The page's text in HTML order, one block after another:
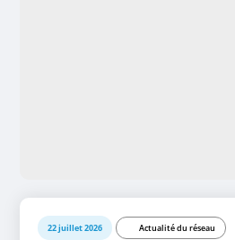
22 juillet 2026 Actualité du réseau